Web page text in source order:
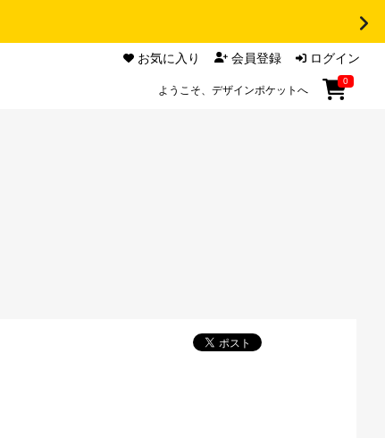
お気に入り 会員登録 ログイン
ようこそ、デザインポケットへ
0